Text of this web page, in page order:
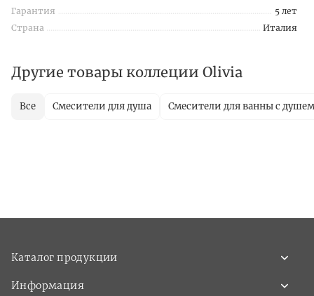
Гарантия
5 лет
Страна
Италия
Другие товары коллеции Olivia
Все Смесители для душа Смесители для ванны с душем
Каталог продукции
Информация